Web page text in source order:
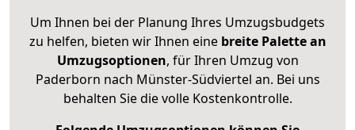
Um Ihnen bei der Planung Ihres Umzugsbudgets
zu helfen, bieten wir Ihnen eine breite Palette an
Umzugsoptionen, für Ihren Umzug von
Paderborn nach Münster-Südviertel an. Bei uns
behalten Sie die volle Kostenkontrolle.